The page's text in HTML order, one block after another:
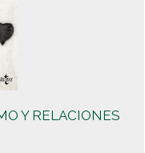
Y RELACIONES